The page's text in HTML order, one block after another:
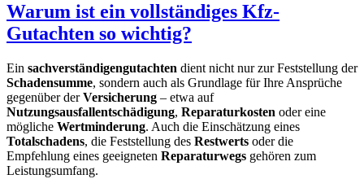
Warum ist ein vollständiges Kfz-
Gutachten so wichtig?
Ein sachverständigengutachten dient nicht nur zur Feststellung der
Schadensumme, sondern auch als Grundlage für Ihre Ansprüche
gegenüber derVersicherung – etwa auf
Nutzungsausfallentschädigung, Reparaturkosten oder eine
mögliche Wertminderung. Auch die Einschätzung eines
Totalschadens, die Feststellung des Restwerts oder die
Empfehlung eines geeigneten Reparaturwegs gehören zum
Leistungsumfang.